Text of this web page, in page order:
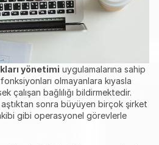
yönetimi uygulamalarına sahip
fonksiyonları olmayanlara kıyasla
çalışan bağlılığı bildirmektedir.
aştıktan sonra büyüyen birçok şirket
gibi operasyonel görevlerle